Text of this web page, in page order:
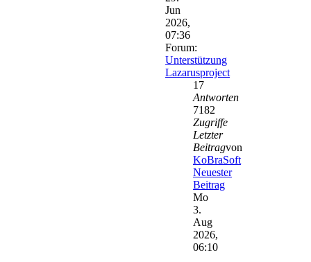
Jun
2026,
07:36
Forum:
Unterstützung
Lazarusproject
17
Antworten
7182
Zugriffe
Letzter
Beitragvon
KoBraSoft
Neuester
Beitrag
Mo
3.
Aug
2026,
06:10